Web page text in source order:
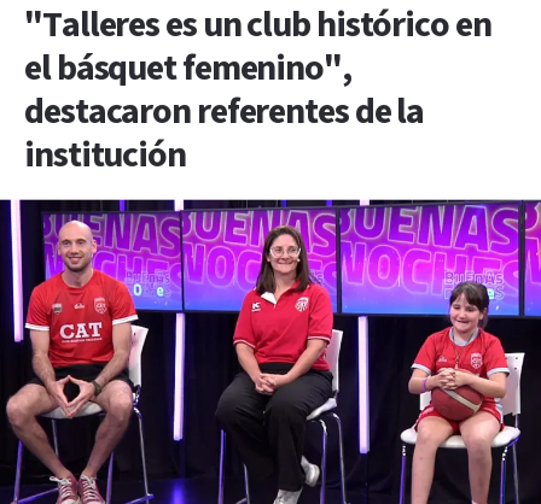
"Talleres es un club histórico en
el básquet femenino",
destacaron referentes de la
institución